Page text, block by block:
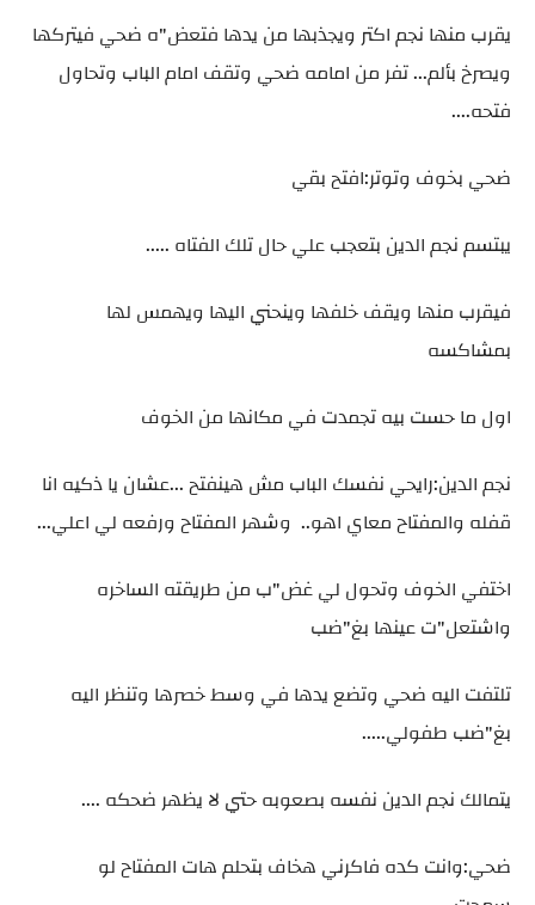
يقرب منها نجم اكتر ويجذبها من يدها فتعض"ه ضحي فيتركها
ويصرخ بألم... تفر من امامه ضحي وتقف امام الباب وتحاول
فتحه....
ضحي بخوف وتوتر:افتح بقي
يبتسم نجم الدين بتعجب علي حال تلك الفتاه .....
فيقرب منها ويقف خلفها وينحني اليها ويهمس لها
بمشاكسه
اول ما حست بيه تجمدت في مكانها من الخوف
نجم الدين:رايحي نفسك الباب مش هينفتح ...عشان يا ذكيه انا
قفله والمفتاح معاي اهو.. وشهر المفتاح ورفعه لي اعلي...
اختفي الخوف وتحول لي غض"ب من طريقته الساخره
واشتعل"ت عينها بغ"ضب
تلتفت اليه ضحي وتضع يدها في وسط خصرها وتنظر اليه
بغ"ضب طفولي.....
يتمالك نجم الدين نفسه بصعوبه حتي لا يظهر ضحكه ....
ضحي:وانت كده فاكرني هخاف بتحلم هات المفتاح لو